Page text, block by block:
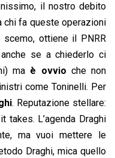
il nostro debito
chi fa queste operazioni
ottiene il PNRR
se a chiederlo ci
ma è ovvio che non
come Toninelli. Per
. Reputazione stellare:
takes. L’agenda Draghi
ma vuoi mettere le
Draghi, mica quello